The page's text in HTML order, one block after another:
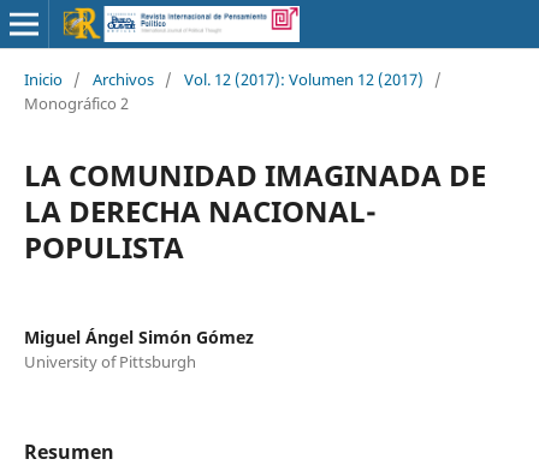
Inicio / Archivos / Vol. 12 (2017): Volumen 12 (2017)
/
Monográfico 2
LA COMUNIDAD IMAGINADA DE
LA DERECHA NACIONAL-
POPULISTA
Miguel Ángel Simón Gómez
University of Pittsburgh
Resumen